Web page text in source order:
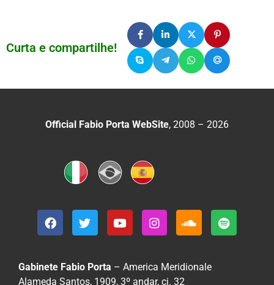
Curta e compartilhe!
Official Fabio Porta WebSite, 2008 – 2026
Gabinete Fabio Porta – America Meridionale
Alameda Santos, 1909, 3º andar, cj. 32